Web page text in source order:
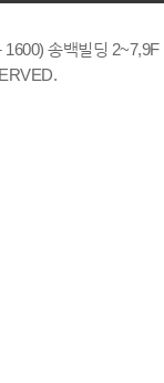
송백빌딩